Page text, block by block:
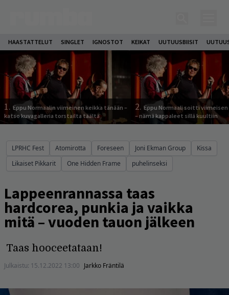
HAASTATTELUT SINGLET IGNOSTOT KEIKAT UUTUUSBIISIT
1. Eppu Normaalin viimeinen keikka tänään –
katso kuvagalleria torstailta täältä
2. Eppu Normaali soitti viimeisen
– nämä kappaleet sillä kuultiin
LPRHC Fest Atomirotta Foreseen Joni Ekman Group
Kissa
Likaiset Pikkarit
One Hidden Frame puhelinseksi
Lappeenrannassa taas
hardcorea, punkia ja vaikka
mitä – vuoden tauon jälkeen
Taas hooceetataan!
Julkaistu: 15.12.2022 13:00 Jarkko Fräntilä